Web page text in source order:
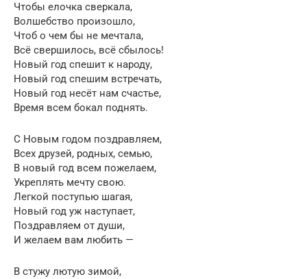
Чтобы елочка сверкала,
Волшебство произошло,
Чтоб о чем бы не мечтала,
Всё свершилось, всё сбылось!
Новый год спешит к народу,
Новый год спешим встречать,
Новый год несёт нам счастье,
Время всем бокал поднять.
С Новым годом поздравляем,
Всех друзей, родных, семью,
В новый год всем пожелаем,
Укреплять мечту свою.
Легкой поступью шагая,
Новый год уж наступает,
Поздравляем от души,
И желаем вам любить —
В стужу лютую зимой,